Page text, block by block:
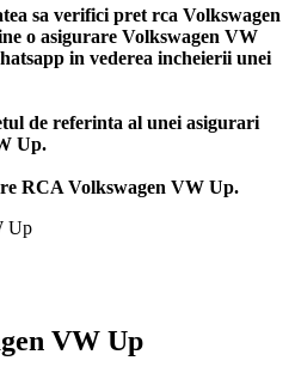
sa verifici pret rca Volkswagen
o asigurare Volkswagen VW
in vederea incheierii unei
de referinta al unei asigurari
Up.
RCA Volkswagen VW Up.
VW Up